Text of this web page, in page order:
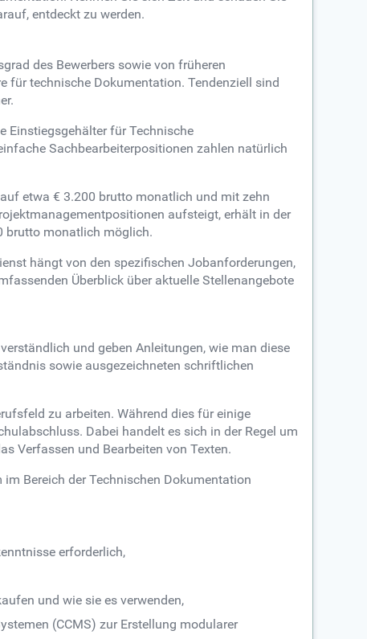
entdeckt zu werden.
des Bewerbers sowie von früheren
für technische Dokumentation. Tendenziell sind
Einstiegsgehälter für Technische
Sachbearbeiterpositionen zahlen natürlich
etwa € 3.200 brutto monatlich und mit zehn
aufsteigt, erhält in der
brutto monatlich möglich.
hängt von den spezifischen Jobanforderungen,
Überblick über aktuelle Stellenangebote
und geben Anleitungen, wie man diese
sowie ausgezeichneten schriftlichen
zu arbeiten. Während dies für einige
Dabei handelt es sich in der Regel um
Verfassen und Bearbeiten von Texten.
Bereich der Technischen Dokumentation
erforderlich,
und wie sie es verwenden,
(CCMS) zur Erstellung modularer